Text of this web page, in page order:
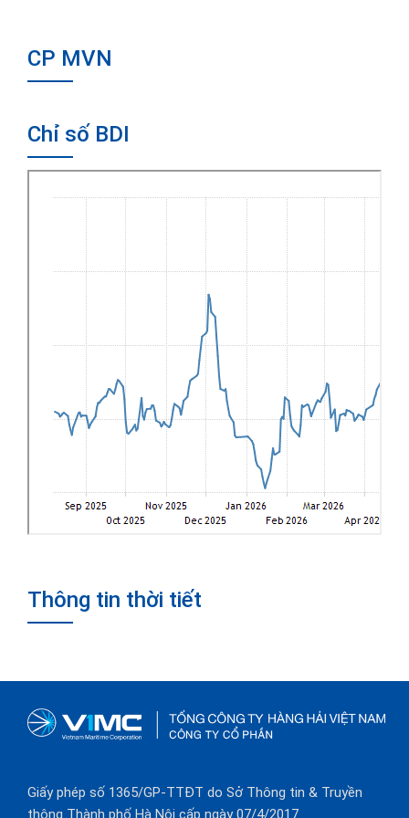
CP MVN
Chỉ số BDI
Thông tin thời tiết
Giấy phép số 1365/GP-TTĐT do Sở Thông tin & Truyền
thông Thành phố Hà Nội cấp ngày 07/4/2017